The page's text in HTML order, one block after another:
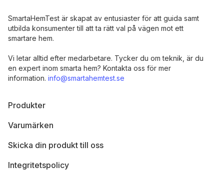
Produkter
Varumärken
Skicka din produkt till oss
Integritetspolicy
SmartaHemTest är skapat av entusiaster för att guida samt
utbilda konsumenter till att ta rätt val på vägen mot ett
smartare hem.
Vi letar alltid efter medarbetare. Tycker du om teknik, är du
en expert inom smarta hem? Kontakta oss för mer
information. info@smartahemtest.se